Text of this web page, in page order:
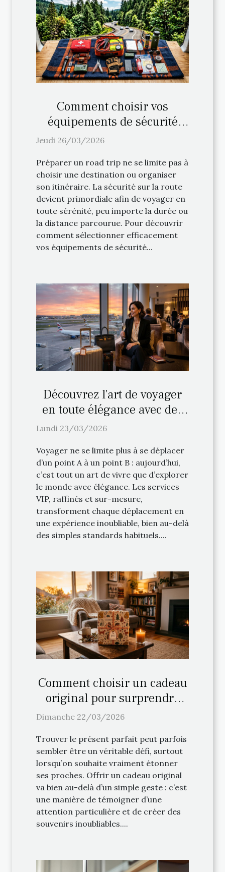
Comment choisir vos
équipements de sécurité
pour un road trip ?
Jeudi 26/03/2026
Préparer un road trip ne se limite pas à
choisir une destination ou organiser
son itinéraire. La sécurité sur la route
devient primordiale afin de voyager en
toute sérénité, peu importe la durée ou
la distance parcourue. Pour découvrir
comment sélectionner efficacement
vos équipements de sécurité...
Découvrez l'art de voyager
en toute élégance avec des
services VIP
Lundi 23/03/2026
Voyager ne se limite plus à se déplacer
d’un point A à un point B : aujourd’hui,
c’est tout un art de vivre que d’explorer
le monde avec élégance. Les services
VIP, raffinés et sur-mesure,
transforment chaque déplacement en
une expérience inoubliable, bien au-delà
des simples standards habituels....
Comment choisir un cadeau
original pour surprendre
vos proches ?
Dimanche 22/03/2026
Trouver le présent parfait peut parfois
sembler être un véritable défi, surtout
lorsqu’on souhaite vraiment étonner
ses proches. Offrir un cadeau original
va bien au-delà d’un simple geste : c’est
une manière de témoigner d’une
attention particulière et de créer des
souvenirs inoubliables....